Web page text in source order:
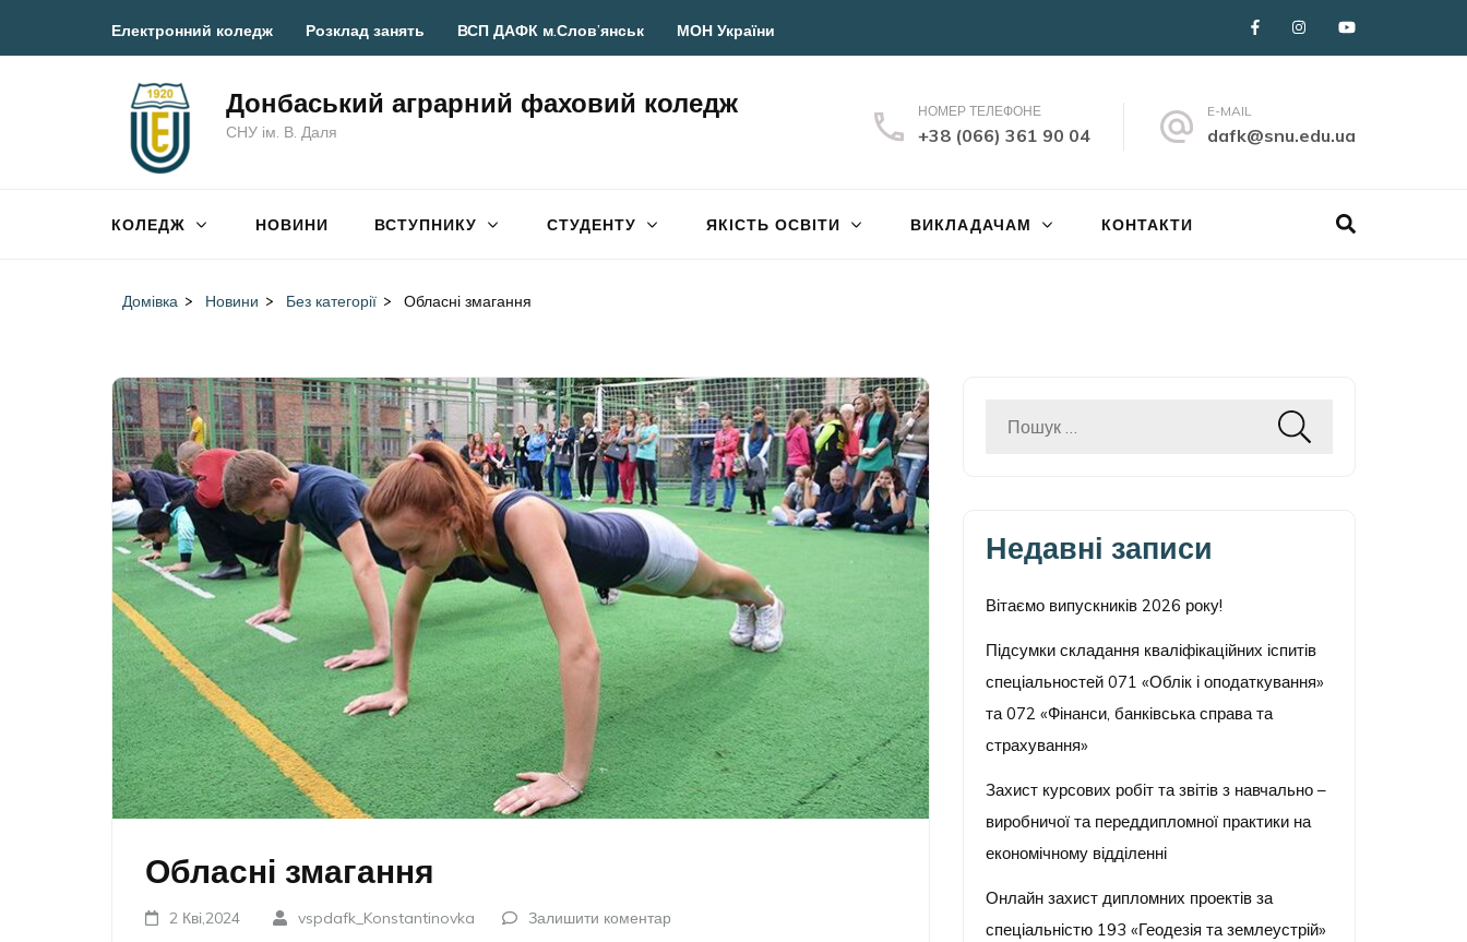
Електронний коледж Розклад занять ВСП ДАФК м.Слов’янськ МОН України
Донбаський аграрний фаховий коледж
СНУ ім. В. Даля
НОМЕР ТЕЛЕФОНЕ
+38 (066) 361 90 04
E-MAIL
dafk@snu.edu.ua
КОЛЕДЖ НОВИНИ ВСТУПНИКУ СТУДЕНТУ ЯКІСТЬ ОСВІТИ ВИКЛАДАЧАМ КОНТАКТИ
Домівка > Новини > Без категорії > Обласні змагання
Обласні змагання
2 Кві,2024 vspdafk_Konstantinovka Залишити коментар
Пошук:
Недавні записи
Вітаємо випускників 2026 року!
Підсумки складання кваліфікаційних іспитів
спеціальностей 071 «Облік і оподаткування»
та 072 «Фінанси, банківська справа та
страхування»
Захист курсових робіт та звітів з навчально –
виробничої та переддипломної практики на
економічному відділенні
Онлайн захист дипломних проектів за
спеціальністю 193 «Геодезія та землеустрій»